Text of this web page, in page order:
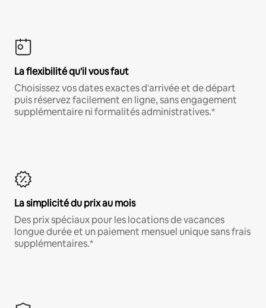
La flexibilité qu'il vous faut
Choisissez vos dates exactes d'arrivée et de départ
puis réservez facilement en ligne, sans engagement
supplémentaire ni formalités administratives.*
La simplicité du prix au mois
Des prix spéciaux pour les locations de vacances
longue durée et un paiement mensuel unique sans frais
supplémentaires.*